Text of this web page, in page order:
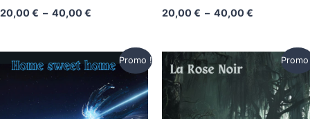
20,00€ – 40,00€ 20,00€ – 40,00€
Promo !
de
prix :
15,00 €
à
Plage
prix :
15,00 €
à